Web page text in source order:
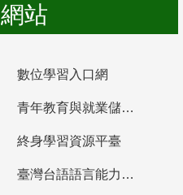
站
數位學習入口網
青年教育與就業儲蓄帳戶
終身學習資源平臺
臺灣台語語言能力認證網站